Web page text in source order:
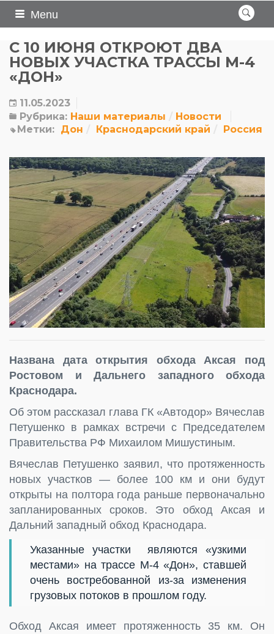
Menu
С 10 ИЮНЯ ОТКРОЮТ ДВА
НОВЫХ УЧАСТКА ТРАССЫ М-4
«ДОН»
11.05.2023
Рубрика: Наши материалы
Новости
Метки: Дон Краснодарский край Россия
Названа дата открытия обхода Аксая под
Ростовом и Дальнего западного обхода
Краснодара.
Об этом рассказал глава ГК «Автодор» Вячеслав
Петушенко в рамках встречи с Председателем
Правительства РФ Михаилом Мишустиным.
Вячеслав Петушенко заявил, что протяженность
новых участков — более 100 км и они будут
открыты на полтора года раньше первоначально
запланированных сроков. Это обход Аксая и
Дальний западный обход Краснодара.
Указанные участки являются «узкими
местами» на трассе М-4 «Дон», ставшей
очень востребованной из-за изменения
грузовых потоков в прошлом году.
Обход Аксая имеет протяженность 35 км. Он